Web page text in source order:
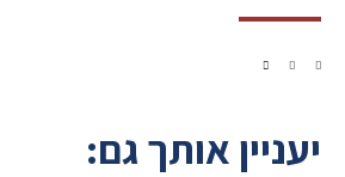
יעניין אותך גם: